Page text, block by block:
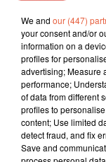
We and our (447)
your consent and/or
information on a
profiles for
advertising; Measure
performance;
of data from different
profiles to
content; Use limited
detect fraud, and fix
Save and